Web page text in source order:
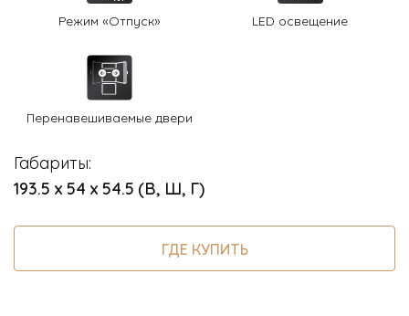
Режим «Отпуск» LED освещение
Перенавешиваемые двери
Габариты:
193.5 х 54 х 54.5 (В, Ш, Г)
ГДЕ КУПИТЬ